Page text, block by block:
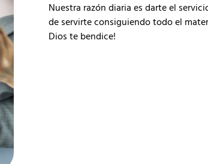
Nuestra razón diaria es darte el
de servirte consiguiendo todo el
Dios te bendice!